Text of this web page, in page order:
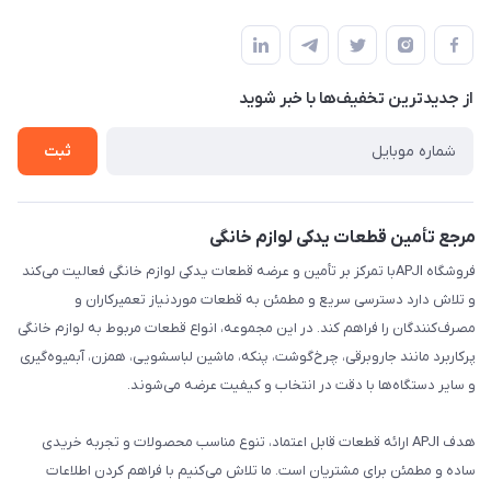
لیست محصولات
درباره ما
قوانین و مقررات
حریم خصوصی
راهنما
از جدید‌ترین تخفیف‌ها با‌ خبر شوید
ثبت
مرجع تأمین قطعات یدکی لوازم خانگی
فروشگاه APJIبا تمرکز بر تأمین و عرضه قطعات یدکی لوازم خانگی فعالیت می‌کند
و تلاش دارد دسترسی سریع و مطمئن به قطعات موردنیاز تعمیرکاران و
مصرف‌کنندگان را فراهم کند. در این مجموعه، انواع قطعات مربوط به لوازم خانگی
پرکاربرد مانند جاروبرقی، چرخ‌گوشت، پنکه، ماشین لباسشویی، همزن، آبمیوه‌گیری
و سایر دستگاه‌ها با دقت در انتخاب و کیفیت عرضه می‌شوند.
هدف APJI ارائه قطعات قابل اعتماد، تنوع مناسب محصولات و تجربه خریدی
ساده و مطمئن برای مشتریان است. ما تلاش می‌کنیم با فراهم کردن اطلاعات